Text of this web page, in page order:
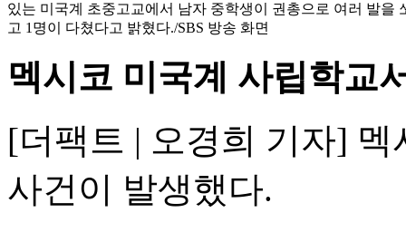
있는 미국계 초중고교에서 남자 중학생이 권총으로 여러 발을
고 1명이 다쳤다고 밝혔다./SBS 방송 화면
멕시코 미국계 사립학교
[더팩트 | 오경희 기자]
사건이 발생했다.